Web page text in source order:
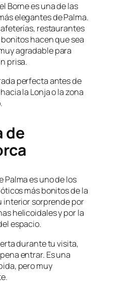
Borne es una de las
elegantes de Palma.
restaurantes
hacen que sea
agradable para
prisa.
perfecta antes de
la Lonja o la zona
de
Palma es uno de los
más bonitos de la
interior sorprende por
helicoidales y por la
espacio.
durante tu visita,
entrar. Es una
pero muy